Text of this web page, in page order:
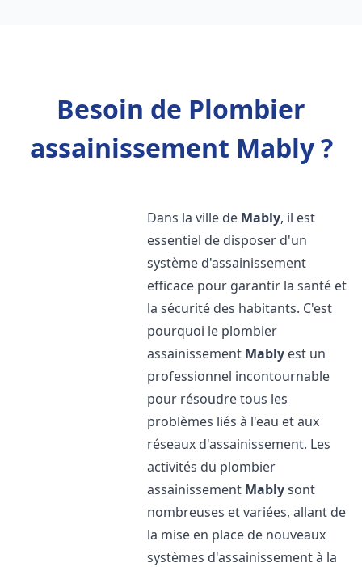
Besoin de Plombier
assainissement Mably ?
Dans la ville de Mably, il est
essentiel de disposer d'un
système d'assainissement
efficace pour garantir la santé et
la sécurité des habitants. C'est
pourquoi le plombier
assainissement Mably est un
professionnel incontournable
pour résoudre tous les
problèmes liés à l'eau et aux
réseaux d'assainissement. Les
activités du plombier
assainissement Mablysont
nombreuses et variées, allant de
la mise en place de nouveaux
systèmes d'assainissement à la